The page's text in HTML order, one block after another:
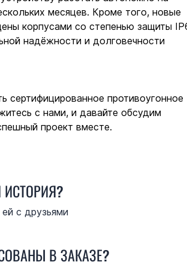
месяцев. Кроме того, новые
корпусами со степенью защиты
надёжности и долговечности
сертифицированное противоугонное
с нами, и давайте обсудим
проект вместе.
с друзьями
В ЗАКАЗЕ?